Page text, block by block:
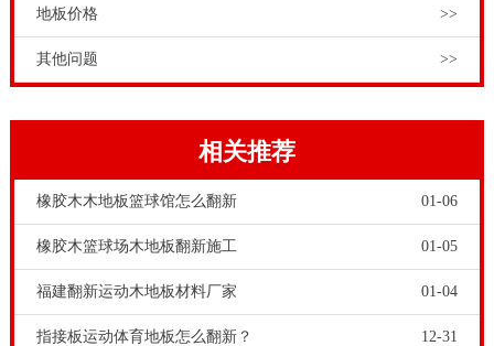
运动木地板铺装经验。选择品牌运动木地板厂家，高品
质的体育运动木地板，专业的施工团队，完善的售后服
体活动场馆建设负责人再无后顾之忧。
地板价格 >>
其他问题 >>
相关推荐
橡胶木木地板篮球馆怎么翻新 01-06
橡胶木篮球场木地板翻新施工 01-05
福建翻新运动木地板材料厂家 01-04
指接板运动体育地板怎么翻新？ 12-31